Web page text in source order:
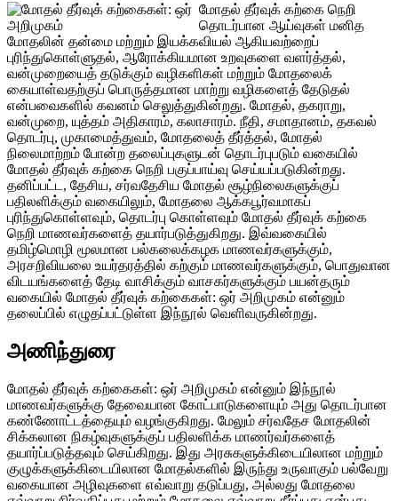
மோதல் தீர்வுக் கற்கை நெறி
தொடர்பான ஆய்வுகள் மனித
மோதலின் தன்மை மற்றும் இயக்கவியல் ஆகியவற்றைப்
புரிந்துகொள்ளுதல், ஆரோக்கியமான உறவுகளை வளர்த்தல்,
வன்முறையைத் தடுக்கும் வழிகளிகள் மற்றும் மோதலைக்
கையாள்வதற்குப் பொருத்தமான மாற்று வழிகளைத் தேடுதல்
என்பவைகளில் கவனம் செலுத்துகின்றது. மோதல், தகராறு,
வன்முறை, யுத்தம் அதிகாரம், கலாசாரம். நீதி, சமாதானம், தகவல்
தொடர்பு, முகாமைத்துவம், மோதலைத் தீர்த்தல், மோதல்
நிலைமாற்றம் போன்ற தலைப்புகளுடன் தொடர்புபடும் வகையில்
மோதல் தீர்வுக் கற்கை நெறி பகுப்பாய்வு செய்யப்படுகின்றது.
தனிப்பட்ட, தேசிய, சர்வதேசிய மோதல் சூழ்நிலைகளுக்குப்
பதிலளிக்கும் வகையிலும், மோதலை ஆக்கபூர்வமாகப்
புரிந்துகொள்ளவும், தொடர்பு கொள்ளவும் மோதல் தீர்வுக் கற்கை
நெறி மாணவர்களைத் தயார்படுத்துகிறது. இவ்வகையில்
தமிழ்மொழி மூலமான பல்கலைக்கழக மாணவர்களுக்கும்,
அரசறிவியலை உயர்தரத்தில் கற்கும் மாணவர்களுக்கும், பொதுவான
விடயங்களைத் தேடி வாசிக்கும் வாசகர்களுக்கும் பயன்தரும்
வகையில் மோதல் தீர்வுக் கற்கைகள்: ஒர் அறிமுகம் என்னும்
தலைப்பில் எழுதப்பட்டுள்ள இந்நூல் வெளிவருகின்றது.
அணிந்துரை
மோதல் தீர்வுக் கற்கைகள்: ஒர் அறிமுகம் என்னும் இந்நூல்
மாணவர்களுக்கு தேவையான கோட்பாடுகளையும் அது தொடர்பான
கண்ணோட்டத்தையும் வழங்குகிறது. மேலும் சர்வதேச மோதலின்
சிக்கலான நிகழ்வுகளுக்குப் பதிலளிக்க மாணர்வர்களைத்
தயார்ப்படுத்தவும் செய்கிறது. இது அரசுகளுக்கிடையிலான மற்றும்
குழுக்களுக்கிடையிலான மோதல்களில் இருந்து உருவாகும் பல்வேறு
வகையான அழிவுகளை எவ்வாறு தடுப்பது, அல்லது மோதலை